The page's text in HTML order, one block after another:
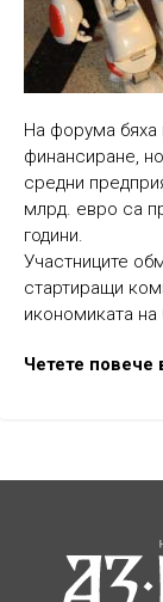
На форума бяха
финансиране,
средни
млрд. евро са
години.
Участниците
стартиращи
икономиката
Четете повече